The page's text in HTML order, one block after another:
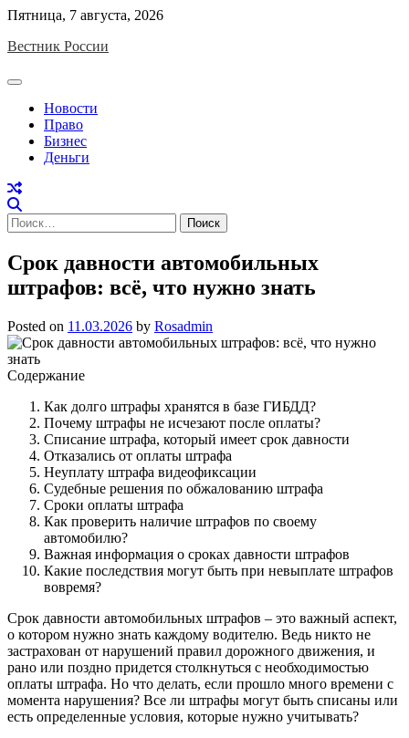
Skip
content
Пятница, 7 августа, 2026
Вестник России
Новости
Право
Бизнес
Деньги
Найти:
Срок давности автомобильных
штрафов: всё, что нужно знать
Posted on 11.03.2026 by Rosadmin
Содержание
Как долго штрафы хранятся в базе ГИБДД?
Почему штрафы не исчезают после оплаты?
Списание штрафа, который имеет срок давности
Отказались от оплаты штрафа
Неуплату штрафа видеофиксации
Судебные решения по обжалованию штрафа
Сроки оплаты штрафа
Как проверить наличие штрафов по своему
автомобилю?
Важная информация о сроках давности штрафов
Какие последствия могут быть при невыплате штрафов
вовремя?
Срок давности автомобильных штрафов – это важный аспект,
о котором нужно знать каждому водителю. Ведь никто не
застрахован от нарушений правил дорожного движения, и
рано или поздно придется столкнуться с необходимостью
оплаты штрафа. Но что делать, если прошло много времени с
момента нарушения? Все ли штрафы могут быть списаны или
есть определенные условия, которые нужно учитывать?